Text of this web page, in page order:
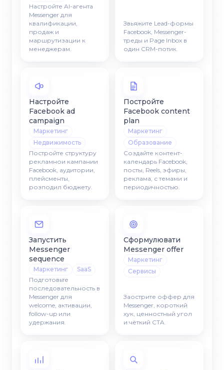
Настройте AI-агента
Messenger для
квалификации,
продаж и
маршрутизации к
менеджерам.
Звьяжите Lead-формы
Facebook, Messenger-
треды и Page Inbox в
один CRM-потик.
Настройте
Facebook ad
campaign
Маркетинг
Недвижимость
Постройте структуру
рекламнои кампании
Facebook, аудитории,
плейсменты,
розподил бюджету.
Постройте
Facebook content
plan
Маркетинг
Образование
Создайте контент-
календарь Facebook,
посты, Reels, эфиры,
реклама, с темами и
периодичностью.
Запустить
Messenger
sequence
Маркетинг
SaaS
Подготовьте
последовательность в
Messenger для
welcome, активации,
follow-up или
удержания.
Сформулювати
Messenger offer
Маркетинг
Сервисы
Заострите оффер для
Messenger, короткий
хук, ценностный угол
и чёткий CTA.